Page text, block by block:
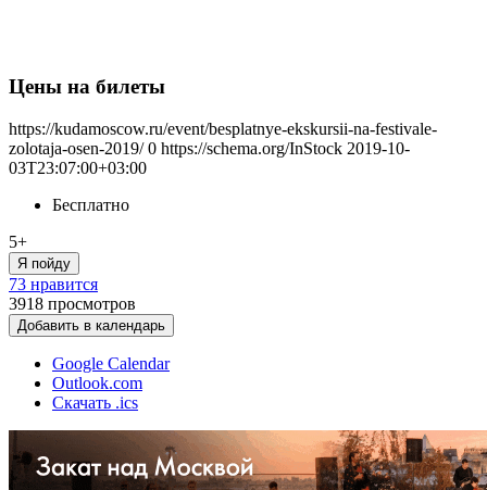
Цены на билеты
https://kudamoscow.ru/event/besplatnye-ekskursii-na-festivale-
zolotaja-osen-2019/ 0 https://schema.org/InStock 2019-10-
03T23:07:00+03:00
Бесплатно
5+
Я пойду
73 нравится
3918 просмотров
Добавить в календарь
Google Calendar
Outlook.com
Скачать .ics